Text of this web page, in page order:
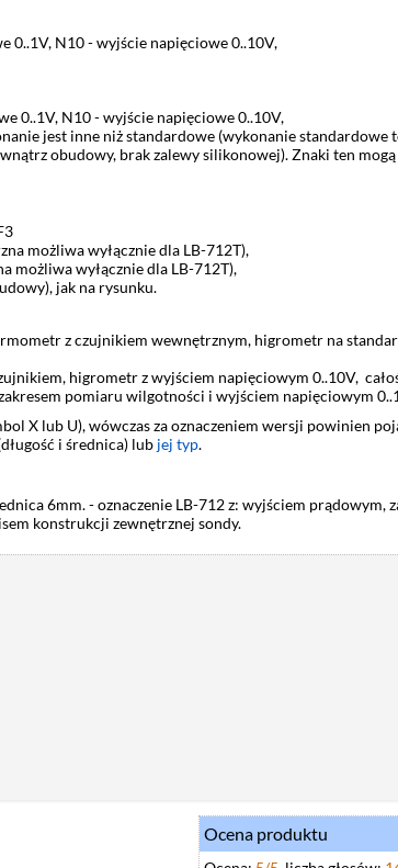
0..1V, N10 - wyjście napięciowe 0..10V,
0..1V, N10 - wyjście napięciowe 0..10V,
jest inne niż standardowe (wykonanie standardowe
obudowy, brak zalewy silikonowej). Znaki ten
możliwa wyłącznie dla LB-712T),
możliwa wyłącznie dla LB-712T),
jak na rysunku.
z czujnikiem wewnętrznym, higrometr na
higrometr z wyjściem napięciowym 0..10V,
pomiaru wilgotności i wyjściem napięciowym
X lub U), wówczas za oznaczeniem wersji powinien
i średnica) lub jej typ.
6mm. - oznaczenie LB-712 z: wyjściem
konstrukcji zewnętrznej sondy.
Ocena produktu